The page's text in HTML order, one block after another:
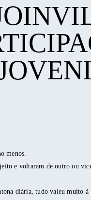
menos.
e voltaram de outro ou
diária, tudo valeu muito à